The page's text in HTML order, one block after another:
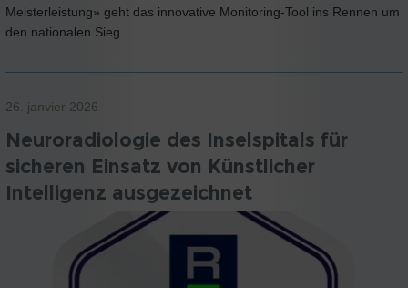
Meisterleistung» geht das innovative Monitoring-Tool ins Rennen um
den nationalen Sieg.
26. janvier 2026
Neuroradiologie des Inselspitals für
sicheren Einsatz von Künstlicher
Intelligenz ausgezeichnet